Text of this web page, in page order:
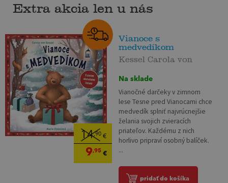
Extra akcia len u nás
14,90€
9,95€
Vianoce s
medvedíkom
Kessel Carola von
Na sklade
Vianočné darčeky v zimnom
lese Tesne pred Vianocami chce
medvedík splniť najvrúcnejšie
želania svojich zvieracích
priateľov. Každému z nich
horlivo pripraví osobný balíček.
...
pridať do košíka